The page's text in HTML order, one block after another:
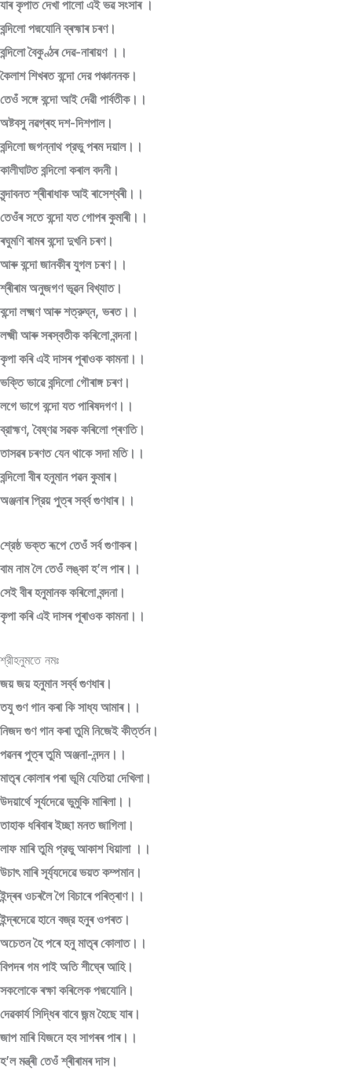
যাৰ কৃপাত দেখা পালো এই ভৱ সংসাৰ ।
বন্দিলো পদ্মযোনি ব্ৰহ্মাৰ চৰণ।
বন্দিলো বৈকুণ্ঠৰ দেৱ-নাৰায়ণ ।।
কৈলাশ শিখৰত বন্দো দের পঞ্চাননক।
তেওঁ সঙ্গে বন্দো আই দেৱী পার্বতীক।।
অষ্টবসু নৱগ্ৰহ দশ-দিশপাল।
বন্দিলো জগন্নাথ প্রভু পৰম দয়াল।।
কালীঘাটত বন্দিলো কৰাল বদনী।
বৃন্দাবনত শ্ৰীৰাধাক আই ৰাসেশ্বৰী।।
তেওঁৰ সতে বন্দো যত গোপৰ কুমাৰী।।
ৰঘুমণি ৰামৰ বন্দো দুখনি চৰণ।
আৰু বন্দো জানকীৰ যুগল চৰণ।।
শ্ৰীৰাম অনুজগণ ভূৱন বিখ্যাত।
বন্দো লক্ষ্মণ আৰু শত্রুঘ্ন, ভৰত।।
লক্ষ্মী আৰু সৰস্বতীক কৰিলো বন্দনা।
কৃপা কৰি এই দাসৰ পূৰাওক কামনা।।
ভক্তি ভাৱে বন্দিলো গৌৰাঙ্গ চৰণ।
লগে ভাগে বন্দো যত পাৰিষদগণ।।
ব্রাহ্মণ, বৈষ্ণৱ সৱক কৰিলো প্ৰণতি।
তাসৱৰ চৰণত যেন থাকে সদা মতি।।
বন্দিলো বীৰ হনুমান পৱন কুমাৰ।
অঞ্জনাৰ প্রিয় পুত্ৰ সৰ্ব্ব গুণধাৰ।।
শ্রেষ্ঠ ভক্ত ৰূপে তেওঁ সর্ব গুণাকৰ।
বাম নাম লৈ তেওঁ লঙ্কা হ’ল পাৰ।।
সেই বীৰ হনুমানক কৰিলো বন্দনা।
কৃপা কৰি এই দাসৰ পূৰাওক কামনা।।
শ্রীহনুমতে নমঃ
জয় জয় হনুমান সৰ্ব্ব গুণধাৰ।
তযু গুণ গান কৰা কি সাধ্য আমাৰ।।
নিজদ গুণ গান কৰা তুমি নিজেই কীৰ্ত্তন।
পৱনৰ পুত্ৰ তুমি অঞ্জনা-নন্দন।।
মাতৃৰ কোলাৰ পৰা ভূমি যেতিয়া দেখিলা।
উদয়ার্থে সূর্যদেৱে ভুমুকি মাৰিলা।।
তাহাক ধৰিবাৰ ইচ্ছা মনত জাগিলা।
লাফ মাৰি তুমি প্রভু আকাশ ধিয়ালা ।।
উচাৎ মাৰি সূৰ্য্যদেৱে ভয়ত কম্পমান।
ইন্দ্ৰৰ ওচৰলৈ গৈ বিচাৰে পৰিত্ৰাণ।।
ইন্দ্ৰদেৱে হানে বজ্র হনুৰ ওপৰত।
অচেতন হৈ পৰে হনু মাতৃৰ কোলাত।।
বিপদৰ গম পাই অতি শীঘ্ৰে আহি।
সকলোকে ৰক্ষা কৰিলেক পদ্মযোনি।
দেৱকাৰ্য সিদ্ধিৰ বাবে জন্ম হৈছে যাৰ।
জাপ মাৰি যিজনে হব সাগৰৰ পাৰ।।
হ’ল মন্ত্ৰী তেওঁ শ্ৰীৰামৰ দাস।